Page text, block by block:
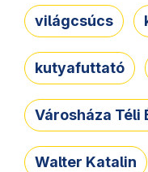
világcsúcs
kutyafuttató
Városháza Téli
Walter Katalin